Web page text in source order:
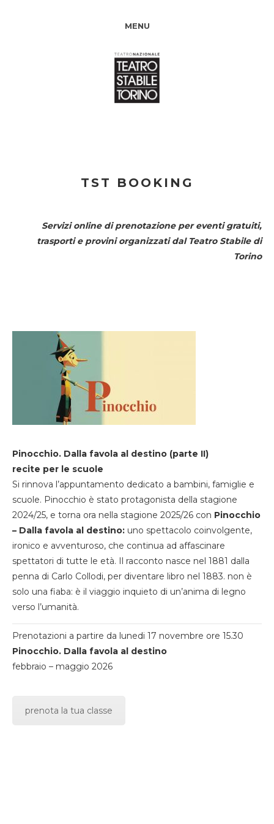
MENU
TST BOOKING
Servizi online di prenotazione per eventi gratuiti,
trasporti e provini organizzati dal Teatro Stabile di
Torino
Pinocchio. Dalla favola al destino (parte II)
recite per le scuole
Si rinnova l’appuntamento dedicato a bambini, famiglie e
scuole. Pinocchio è stato protagonista della stagione
2024/25, e torna ora nella stagione 2025/26 con Pinocchio
– Dalla favola al destino: uno spettacolo coinvolgente,
ironico e avventuroso, che continua ad affascinare
spettatori di tutte le età. Il racconto nasce nel 1881 dalla
penna di Carlo Collodi, per diventare libro nel 1883. non è
solo una fiaba: è il viaggio inquieto di un’anima di legno
verso l’umanità.
Prenotazioni a partire da lunedi 17 novembre ore 15.30
Pinocchio. Dalla favola al destino
febbraio – maggio 2026
prenota la tua classe